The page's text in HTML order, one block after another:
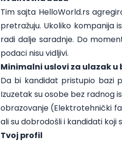
Tim sajta HelloWorld.rs
pretražuju. Ukoliko kompanija
radi dalje saradnje. Do
podaci nisu vidljivi.
Minimalni uslovi za ulazak u
Da bi kandidat pristupio bazi
Izuzetak su osobe bez radnog
obrazovanje (Elektrotehnički
ali su dobrodošli i kandidati
Tvoj profil